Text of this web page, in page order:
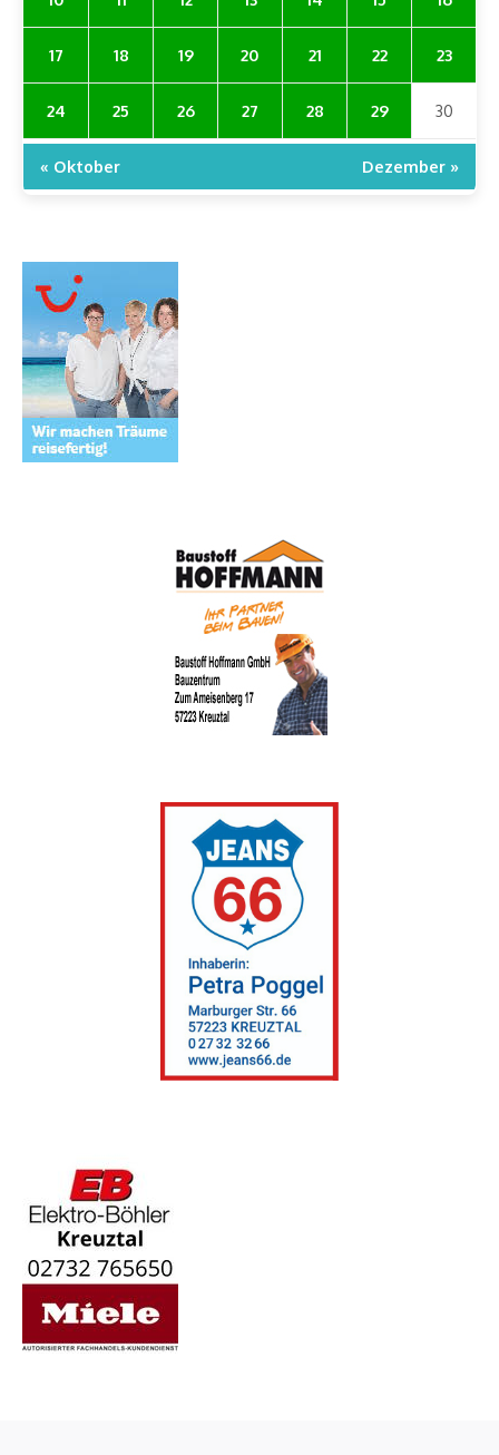
17 18 19 20 21 22 23
24 25 26 27 28 29 30
« Oktober Dezember »